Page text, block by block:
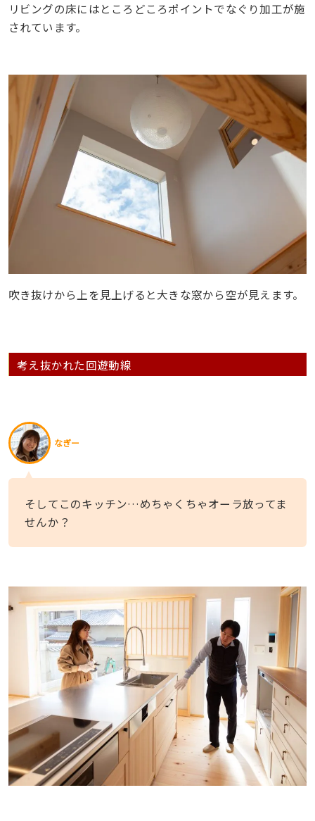
リビングの床にはところどころポイントでなぐり加工が施
されています。
吹き抜けから上を見上げると大きな窓から空が見えます。
考え抜かれた回遊動線
なぎー
そしてこのキッチン…めちゃくちゃオーラ放ってま
せんか？